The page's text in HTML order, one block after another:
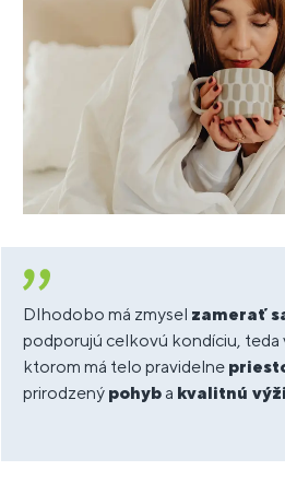
Dlhodobo má zmysel zamerať
podporujú celkovú kondíciu, teda
ktorom má telo pravidelne
prirodzený pohyb a kvalitnú